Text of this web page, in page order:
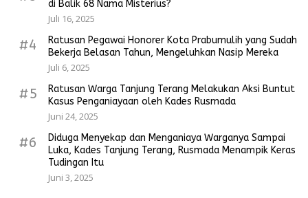
di Balik 68 Nama Misterius?
Juli 16, 2025
#4
Ratusan Pegawai Honorer Kota Prabumulih yang Sudah
Bekerja Belasan Tahun, Mengeluhkan Nasip Mereka
Juli 6, 2025
#5
Ratusan Warga Tanjung Terang Melakukan Aksi Buntut
Kasus Penganiayaan oleh Kades Rusmada
Juni 24, 2025
#6
Diduga Menyekap dan Menganiaya Warganya Sampai
Luka, Kades Tanjung Terang, Rusmada Menampik Keras
Tudingan Itu
Juni 3, 2025